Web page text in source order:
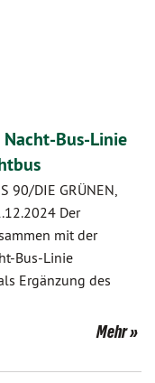
Bus-Linie
90/DIE GRÜNEN,
Der
mit der
Bus-Linie
Ergänzung des
Mehr